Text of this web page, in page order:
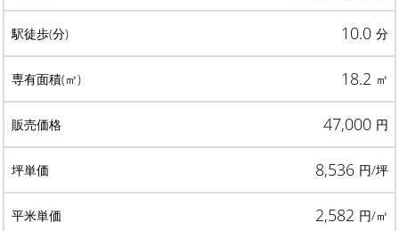
10.0 分
18.2 ㎡
47,000 円
8,536 円/坪
2,582 円/㎡